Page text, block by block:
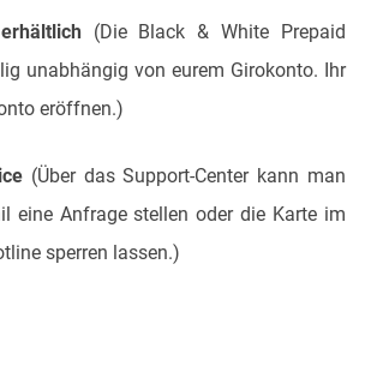
(Die Black & White Prepaid
unabhängig von eurem Girokonto. Ihr
eröffnen.)
(Über das Support-Center kann man
eine Anfrage stellen oder die Karte im
sperren lassen.)